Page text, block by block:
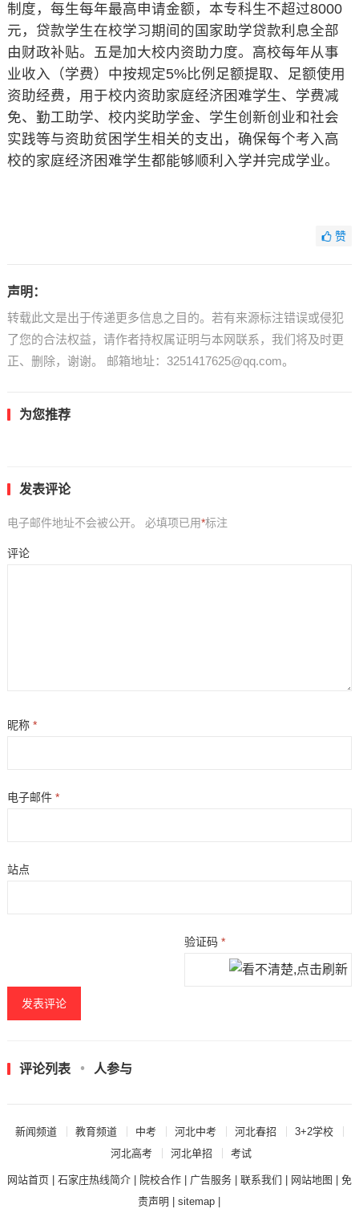
制度，每生每年最高申请金额，本专科生不超过8000
元，贷款学生在校学习期间的国家助学贷款利息全部
由财政补贴。五是加大校内资助力度。高校每年从事
业收入（学费）中按规定5%比例足额提取、足额使用
资助经费，用于校内资助家庭经济困难学生、学费减
免、勤工助学、校内奖助学金、学生创新创业和社会
实践等与资助贫困学生相关的支出，确保每个考入高
校的家庭经济困难学生都能够顺利入学并完成学业。
赞
声明：
转载此文是出于传递更多信息之目的。若有来源标注错误或侵犯
了您的合法权益，请作者持权属证明与本网联系，我们将及时更
正、删除，谢谢。 邮箱地址：3251417625@qq.com。
为您推荐
发表评论
电子邮件地址不会被公开。 必填项已用*标注
评论
昵称 *
电子邮件 *
站点
验证码*
评论列表 人参与
新闻频道 教育频道 中考 河北中考 河北春招
3+2学校
河北高考
河北单招 考试
网站首页| 石家庄热线简介| 院校合作| 广告服务| 联系我们 网站地图
免
责声明
|sitemap